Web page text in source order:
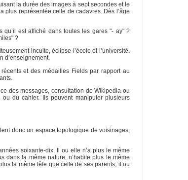
la durée des images à sept secondes et le
plus représentée celle de cadavres. Dès l’âge
est affiché dans toutes les gares "- ay" ?
?
inculte, éclipse l’école et l’université.
d’enseignement.
et des médailles Fields par rapport au
des messages, consultation de Wikipedia ou
du cahier. Ils peuvent manipuler plusieurs
donc un espace topologique de voisinages,
soixante-dix. Il ou elle n’a plus le même
dans la même nature, n’habite plus le même
la même tête que celle de ses parents, il ou